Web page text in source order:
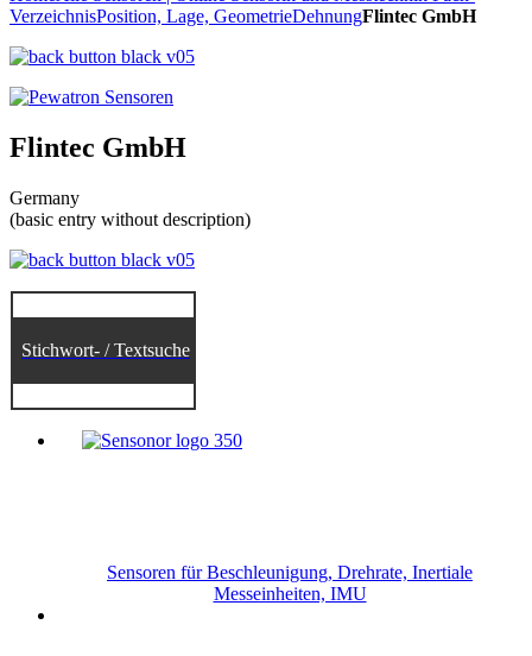
VerzeichnisPosition, Lage, GeometrieDehnungFlintec GmbH
Flintec GmbH
Germany
(basic entry without description)
Stichwort- / Textsuche
Sensoren für Beschleunigung, Drehrate, Inertiale
Messeinheiten, IMU